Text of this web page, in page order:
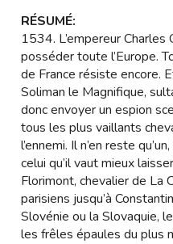
RÉSUMÉ:
1534. L’empereur
posséder toute l’Europe.
de France résiste encore.
Soliman le Magnifique,
donc envoyer un espion
tous les plus vaillants
l’ennemi. Il n’en reste
celui qu’il vaut mieux
Florimont, chevalier de La
parisiens jusqu’à
Slovénie ou la Slovaquie,
les frêles épaules du plus